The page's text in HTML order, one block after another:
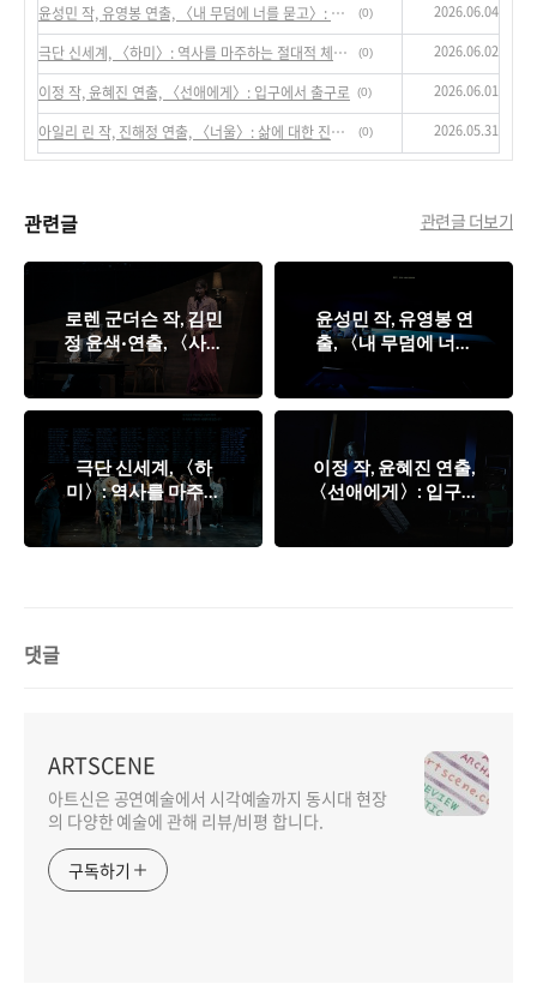
윤성민 작, 유영봉 연출, 〈내 무덤에 너를 묻고〉: 역사를 추출해 현실을 장면화하기 (0) 2026.06.04
극단 신세계, 〈하미〉: 역사를 마주하는 절대적 체험성… (0) 2026.06.02
이정 작, 윤혜진 연출, 〈선애에게〉: 입구에서 출구로 (0) 2026.06.01
아일리 린 작, 진해정 연출, 〈너울〉: 삶에 대한 진정한 선택에 대하여 (0) 2026.05.31
관련글 관련글 더보기
로렌 군더슨 작, 김민
정 윤색·연출, 〈사일
런트 스카이〉: 우주
라는 질서의 숭고함에
대한 서사, 그리고 남
는 미완의 부유물들
윤성민 작, 유영봉 연
출, 〈내 무덤에 너를
묻고〉: 역사를 추출
해 현실을 장면화하기
극단 신세계, 〈하
미〉: 역사를 마주하
는 절대적 체험성…
이정 작, 윤혜진 연출,
〈선애에게〉: 입구에
서 출구로
댓글
ARTSCENE
아트신은 공연예술에서 시각예술까지 동시대 현장
의 다양한 예술에 관해 리뷰/비평 합니다.
구독하기